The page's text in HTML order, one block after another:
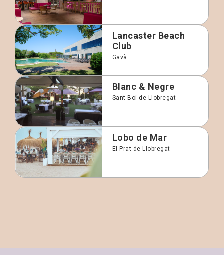
Lancaster Beach
Club
Gavà
Blanc & Negre
Sant Boi de Llobregat
Lobo de Mar
El Prat de Llobregat